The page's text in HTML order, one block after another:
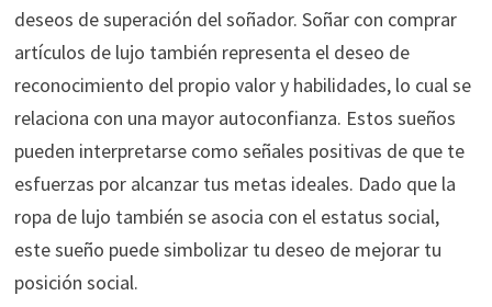
deseos de superación del soñador. Soñar con comprar
artículos de lujo también representa el deseo de
reconocimiento del propio valor y habilidades, lo cual se
relaciona con una mayor autoconfianza. Estos sueños
pueden interpretarse como señales positivas de que te
esfuerzas por alcanzar tus metas ideales. Dado que la
ropa de lujo también se asocia con el estatus social,
este sueño puede simbolizar tu deseo de mejorar tu
posición social.